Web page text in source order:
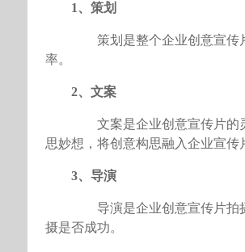
1、策划
策划是整个企业创意宣传片
率。
2、文案
文案是企业创意宣传片的灵
思妙想，将创意构思融入企业宣传
3、导演
导演是企业创意宣传片拍摄
摄是否成功。